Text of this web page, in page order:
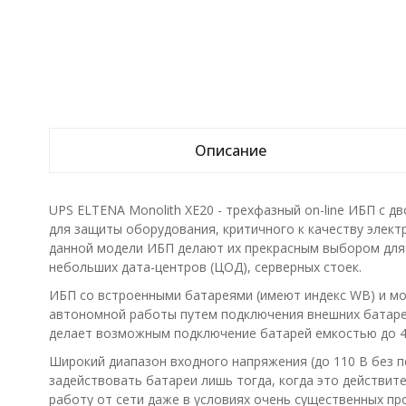
Описание
UPS ELTENA Monolith XE20 - трехфазный on-line ИБП с
для защиты оборудования, критичного к качеству
данной модели ИБП делают их прекрасным выбором
небольших дата-центров (ЦОД), серверных стоек.
ИБП со встроенными батареями (имеют индекс WB) и
автономной работы путем подключения внешних
делает возможным подключение батарей емкостью до
Широкий диапазон входного напряжения (до 110 В без
задействовать батареи лишь тогда, когда это
работу от сети даже в условиях очень существенных